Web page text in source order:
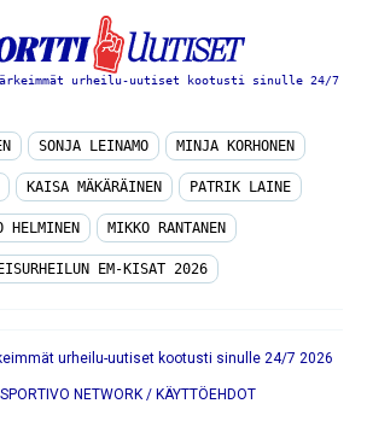
urheilu-uutiset kootusti sinulle 24/7
SONJA LEINAMO MINJA KORHONEN
KAISA MÄKÄRÄINEN PATRIK LAINE
HELMINEN MIKKO RANTANEN
EM-KISAT 2026
urheilu-uutiset kootusti sinulle 24/7 2026
NETWORK / KÄYTTÖEHDOT